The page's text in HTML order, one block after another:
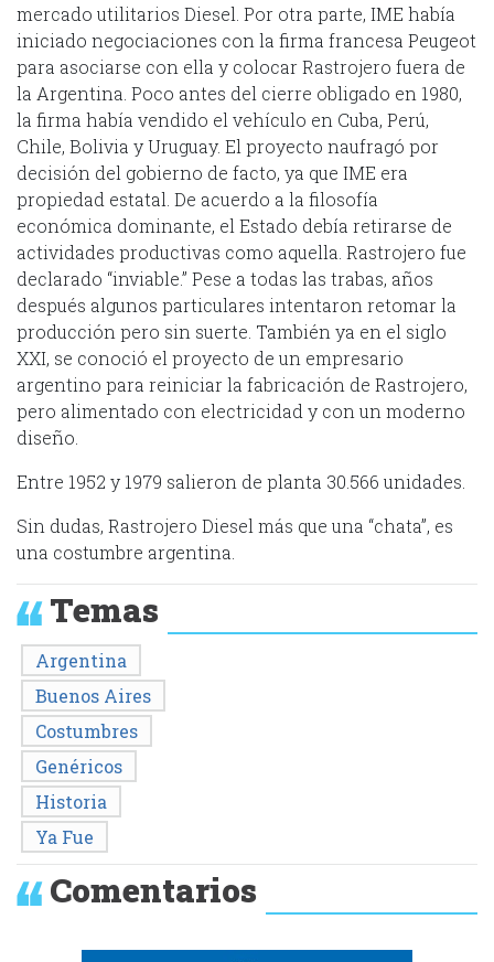
mercado utilitarios Diesel. Por otra parte, IME había
iniciado negociaciones con la firma francesa Peugeot
para asociarse con ella y colocar Rastrojero fuera de
la Argentina. Poco antes del cierre obligado en 1980,
la firma había vendido el vehículo en Cuba, Perú,
Chile, Bolivia y Uruguay. El proyecto naufragó por
decisión del gobierno de facto, ya que IME era
propiedad estatal. De acuerdo a la filosofía
económica dominante, el Estado debía retirarse de
actividades productivas como aquella. Rastrojero fue
declarado “inviable.” Pese a todas las trabas, años
después algunos particulares intentaron retomar la
producción pero sin suerte. También ya en el siglo
XXI, se conoció el proyecto de un empresario
argentino para reiniciar la fabricación de Rastrojero,
pero alimentado con electricidad y con un moderno
diseño.
Entre 1952 y 1979 salieron de planta 30.566 unidades.
Sin dudas, Rastrojero Diesel más que una “chata”, es
una costumbre argentina.
Temas
Argentina
Buenos Aires
Costumbres
Genéricos
Historia
Ya Fue
Comentarios